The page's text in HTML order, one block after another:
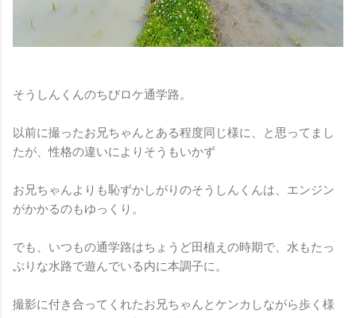
そうしんくんのちびロケ通学路。
以前に撮ったお兄ちゃんとある程度同じ様に、と思ってまし
たが、性格の違いによりそうもいかず
お兄ちゃんよりも恥ずかしがりのそうしんくんは、エンジン
がかかるのもゆっくり。
でも、いつもの通学路はちょうど田植えの時期で、水もたっ
ぷりな水路で遊んでいる内に本調子に。
撮影に付き合ってくれたお兄ちゃんとケンカしながら歩く様